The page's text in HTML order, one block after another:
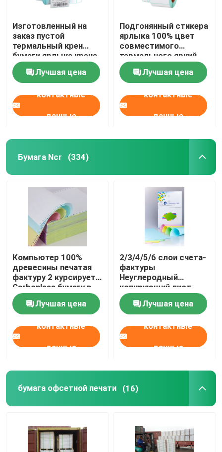
Изготовленный на
заказ пустой
термальный крен
бумаги ярлыка крена
4x6 ярлыка стикера
принтера термальный
громоздкий
Лучшая цена
контактные
данные
Подгонянный стикера
ярлыка 100% цвет
совместимого
термального яркий
для принтеров
ярлыкаЛучшая цена
контактные
данные
Бумага Ncr (334)
Компьютер 100%
древесины печатая
фактуру 2 курсирует
Carbonless бумагу в
листе для фактур
Лучшая цена
контактные
данные
2/3/4/5/6 слои счета-
фактуры
Неуглеродный
копирующий лист
бумаги Руловый NCR
Бумага на заказ
Лучшая цена
контактные
данные
бумага офсетной печати (16)